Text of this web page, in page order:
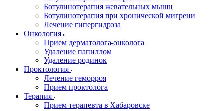
Ботулинотерапия жевательных мышц
Ботулинотерапия при хронической мигрени
Лечение гипергидроза
Онкология
Прием дерматолога-онколога
Удаление папиллом
Удаление родинок
Проктология
Лечение геморроя
Прием проктолога
Терапия
Прием терапевта в Хабаровске